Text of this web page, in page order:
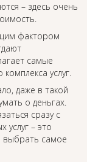
– здесь очень
фактором
самые
услуг.
даже в такой
о деньгах.
сразу с
услуг – это
выбрать самое